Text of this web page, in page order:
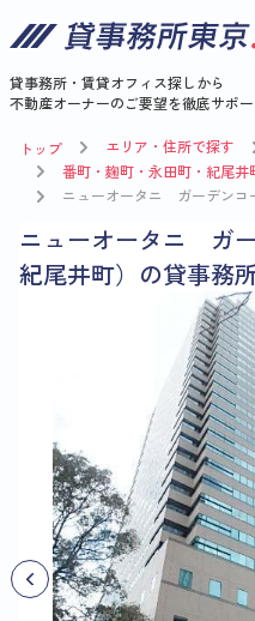
貸事務所・賃貸オフィス探しから
不動産オーナーのご要望を徹底サポー
トップ エリア・住所で探す
番町・麹町・永田町・紀尾井
ニューオータニ ガーデンコ
ニューオータニ ガ
紀尾井町）の貸事務